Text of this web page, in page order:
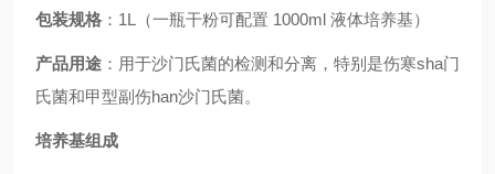
包装规格 ：1L（一瓶干粉可配置 1000ml 液体培养基）
产品用途 ：用于沙门氏菌的检测和分离，特别是伤寒sha门
氏菌和甲型副伤han沙门氏菌。
培养基组成